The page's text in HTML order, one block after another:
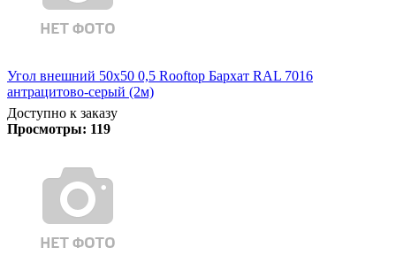
Угол внешний 50х50 0,5 Rooftop Бархат RAL 7016
антрацитово-серый (2м)
Доступно к заказу
Просмотры: 119